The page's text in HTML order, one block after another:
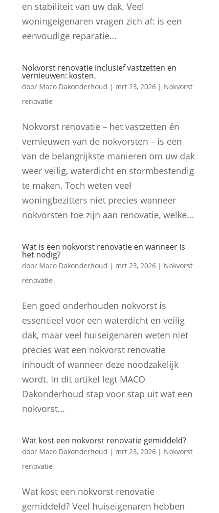
en stabiliteit van uw dak. Veel
woningeigenaren vragen zich af: is een
eenvoudige reparatie...
Nokvorst renovatie inclusief vastzetten en
vernieuwen: kosten.
door Maco Dakonderhoud | mrt 23, 2026| Nokvorst
renovatie
Nokvorst renovatie – het vastzetten én
vernieuwen van de nokvorsten – is een
van de belangrijkste manieren om uw dak
weer veilig, waterdicht en stormbestendig
te maken. Toch weten veel
woningbezitters niet precies wanneer
nokvorsten toe zijn aan renovatie, welke...
Wat is een nokvorst renovatie en wanneer is
het nodig?
door Maco Dakonderhoud | mrt 23, 2026| Nokvorst
renovatie
Een goed onderhouden nokvorst is
essentieel voor een waterdicht en veilig
dak, maar veel huiseigenaren weten niet
precies wat een nokvorst renovatie
inhoudt of wanneer deze noodzakelijk
wordt. In dit artikel legt MACO
Dakonderhoud stap voor stap uit wat een
nokvorst...
Wat kost een nokvorst renovatie gemiddeld?
door Maco Dakonderhoud | mrt 23, 2026| Nokvorst
renovatie
Wat kost een nokvorst renovatie
gemiddeld? Veel huiseigenaren hebben